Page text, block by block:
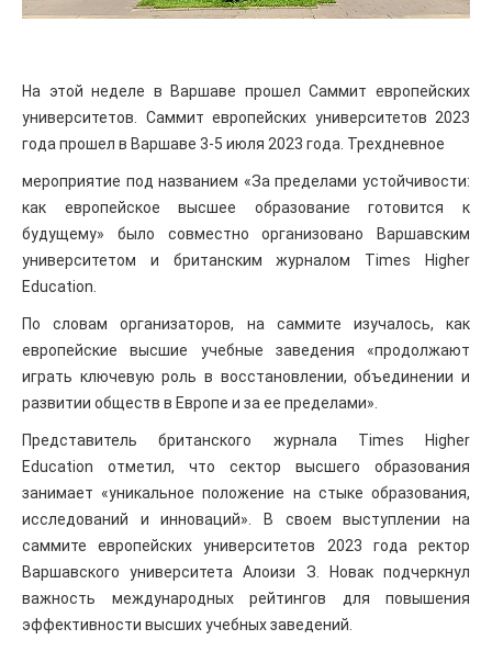
На этой неделе в Варшаве прошел Саммит европейских
университетов. Саммит европейских университетов 2023
года прошел в Варшаве 3-5 июля 2023 года. Трехдневное
мероприятие под названием «За пределами устойчивости:
как европейское высшее образование готовится к
будущему» было совместно организовано Варшавским
университетом и британским журналом Times Higher
Education.
По словам организаторов, на саммите изучалось, как
европейские высшие учебные заведения «продолжают
играть ключевую роль в восстановлении, объединении и
развитии обществ в Европе и за ее пределами».
Представитель британского журнала Times Higher
Education отметил, что сектор высшего образования
занимает «уникальное положение на стыке образования,
исследований и инноваций». В своем выступлении на
саммите европейских университетов 2023 года ректор
Варшавского университета Алоизи З. Новак подчеркнул
важность международных рейтингов для повышения
эффективности высших учебных заведений.